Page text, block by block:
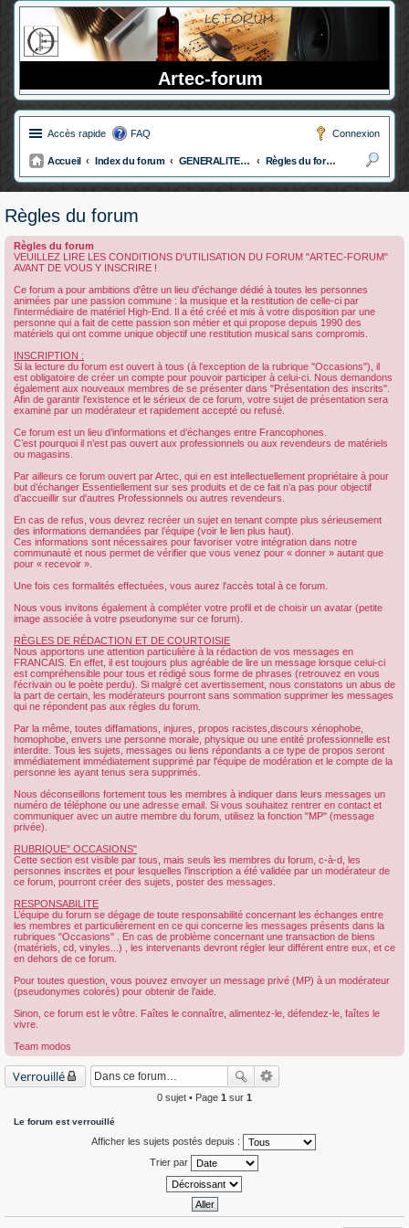
Artec-forum
Accès rapide FAQ Connexion
Accueil Index du forum GENERALITE DU FORUM
Règles du forum
ec
Règles du forum
Règles du forum
VEUILLEZ LIRE LES CONDITIONS D'UTILISATION DU FORUM "ARTEC-FORUM"
AVANT DE VOUS Y INSCRIRE !
Ce forum a pour ambitions d'être un lieu d'échange dédié à toutes les personnes
animées par une passion commune : la musique et la restitution de celle-ci par
l'intermédiaire de matériel High-End. Il a été créé et mis à votre disposition par une
personne qui a fait de cette passion son métier et qui propose depuis 1990 des
matériels qui ont comme unique objectif une restitution musical sans compromis.
INSCRIPTION :
Si la lecture du forum est ouvert à tous (à l'exception de la rubrique "Occasions"), il
est obligatoire de créer un compte pour pouvoir participer à celui-ci. Nous demandons
également aux nouveaux membres de se présenter dans "Présentation des inscrits".
Afin de garantir l'existence et le sérieux de ce forum, votre sujet de présentation sera
examiné par un modérateur et rapidement accepté ou refusé.
Ce forum est un lieu d’informations et d’échanges entre Francophones.
C’est pourquoi il n’est pas ouvert aux professionnels ou aux revendeurs de matériels
ou magasins.
Par ailleurs ce forum ouvert par Artec, qui en est intellectuellement propriétaire à pour
but d’échanger Essentiellement sur ses produits et de ce fait n’a pas pour objectif
d’accueillir sur d'autres Professionnels ou autres revendeurs.
En cas de refus, vous devrez recréer un sujet en tenant compte plus sérieusement
des informations demandées par l’équipe (voir le lien plus haut).
Ces informations sont nécessaires pour favoriser votre intégration dans notre
communauté et nous permet de vérifier que vous venez pour « donner » autant que
pour « recevoir ».
Une fois ces formalités effectuées, vous aurez l'accès total à ce forum.
Nous vous invitons également à compléter votre profil et de choisir un avatar (petite
image associée à votre pseudonyme sur ce forum).
RÈGLES DE RÉDACTION ET DE COURTOISIE
Nous apportons une attention particulière à la rédaction de vos messages en
FRANCAIS. En effet, il est toujours plus agréable de lire un message lorsque celui-ci
est compréhensible pour tous et rédigé sous forme de phrases (retrouvez en vous
l'écrivain ou le poète perdu). Si malgré cet avertissement, nous constatons un abus de
la part de certain, les modérateurs pourront sans sommation supprimer les messages
qui ne répondent pas aux règles du forum.
Par la même, toutes diffamations, injures, propos racistes,discours xénophobe,
homophobe, envers une personne morale, physique ou une entité professionnelle est
interdite. Tous les sujets, messages ou liens répondants a ce type de propos seront
immédiatement immédiatement supprimé par l'équipe de modération et le compte de la
personne les ayant tenus sera supprimés.
Nous déconseillons fortement tous les membres à indiquer dans leurs messages un
numéro de téléphone ou une adresse email. Si vous souhaitez rentrer en contact et
communiquer avec un autre membre du forum, utilisez la fonction "MP" (message
privée).
RUBRIQUE" OCCASIONS"
Cette section est visible par tous, mais seuls les membres du forum, c-à-d, les
personnes inscrites et pour lesquelles l’inscription a été validée par un modérateur de
ce forum, pourront créer des sujets, poster des messages.
RESPONSABILITE
L’équipe du forum se dégage de toute responsabilité concernant les échanges entre
les membres et particulièrement en ce qui concerne les messages présents dans la
rubriques "Occasions" . En cas de problème concernant une transaction de biens
(matériels, cd, vinyles...) , les intervenants devront régler leur différent entre eux, et ce
en dehors de ce forum.
Pour toutes question, vous pouvez envoyer un message privé (MP) à un modérateur
(pseudonymes colorés) pour obtenir de l’aide.
Sinon, ce forum est le vôtre. Faîtes le connaître, alimentez-le, défendez-le, faîtes le
vivre.
Team modos
Verrouillé
0 sujet • Page 1 sur 1
Le forum est verrouillé
Afficher les sujets postés depuis :
Trier par